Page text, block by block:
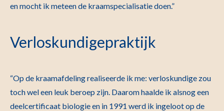
en mocht ik meteen de kraamspecialisatie doen.”
Verloskundigepraktijk
“Op de kraamafdeling realiseerde ik me: verloskundige zou
toch wel een leuk beroep zijn. Daarom haalde ik alsnog een
deelcertificaat biologie en in 1991 werd ik ingeloot op de